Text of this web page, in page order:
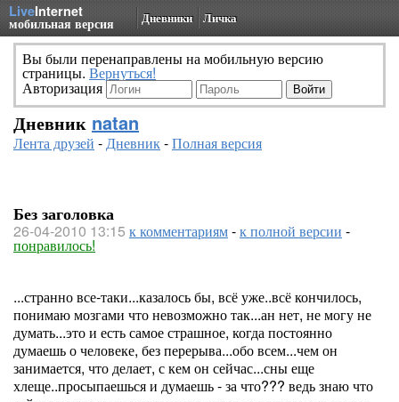
LiveInternet
мобильная версия Дневники Личка
Вы были перенаправлены на мобильную версию
страницы. Вернуться!
Авторизация
Дневник natan
Лента друзей -Дневник-Полная версия
Без заголовка
26-04-2010 13:15 к комментариям-к полной версии -
понравилось!
...странно все-таки...казалось бы, всё уже..всё кончилось,
понимаю мозгами что невозможно так...ан нет, не могу не
думать...это и есть самое страшное, когда постоянно
думаешь о человеке, без перерыва...обо всем...чем он
занимается, что делает, с кем он сейчас...сны еще
хлеще..просыпаешься и думаешь - за что??? ведь знаю что